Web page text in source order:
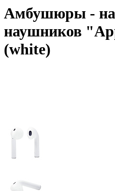
Амбушюры -
наушников
(white)